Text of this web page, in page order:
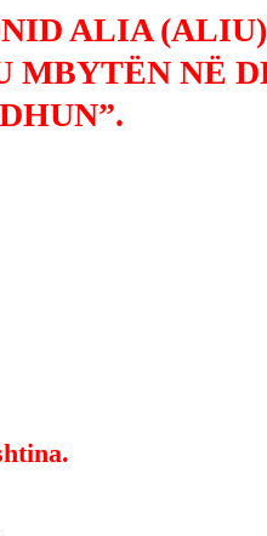
ALIA
MBYTËN NË